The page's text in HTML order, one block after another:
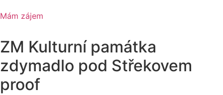
Mám zájem
ZM Kulturní památka
zdymadlo pod Střekovem
proof